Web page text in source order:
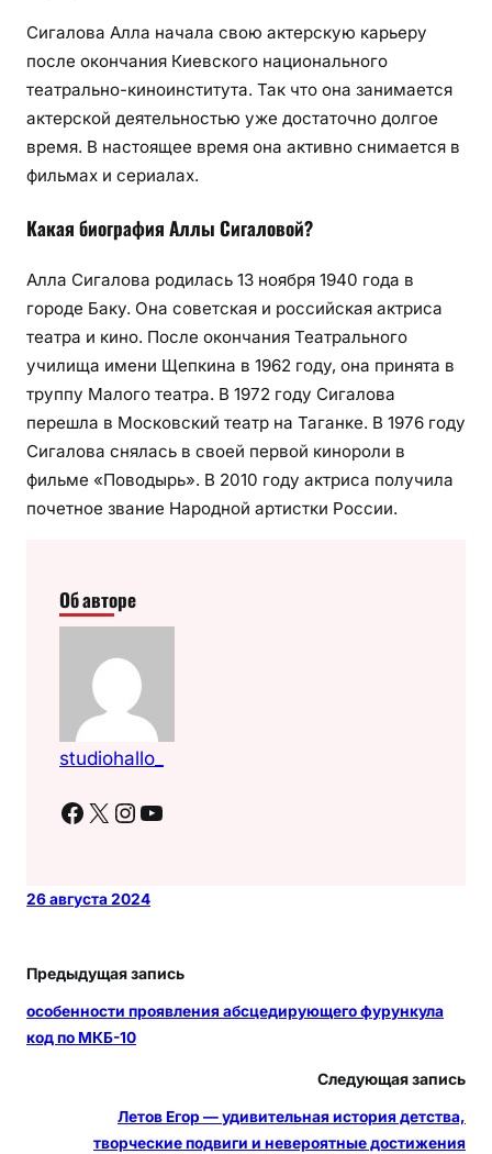
Сигалова Алла начала свою актерскую карьеру
после окончания Киевского национального
театрально-киноинститута. Так что она занимается
актерской деятельностью уже достаточно долгое
время. В настоящее время она активно снимается в
фильмах и сериалах.
Какая биография Аллы Сигаловой?
Алла Сигалова родилась 13 ноября 1940 года в
городе Баку. Она советская и российская актриса
театра и кино. После окончания Театрального
училища имени Щепкина в 1962 году, она принята в
труппу Малого театра. В 1972 году Сигалова
перешла в Московский театр на Таганке. В 1976 году
Сигалова снялась в своей первой кинороли в
фильме «Поводырь». В 2010 году актриса получила
почетное звание Народной артистки России.
Об авторе
studiohallo_
Facebook X Instagram YouTube
26 августа 2024
Предыдущая запись
особенности проявления абсцедирующего фурункула
код по МКБ-10
Следующая запись
Летов Егор — удивительная история детства,
творческие подвиги и невероятные достижения